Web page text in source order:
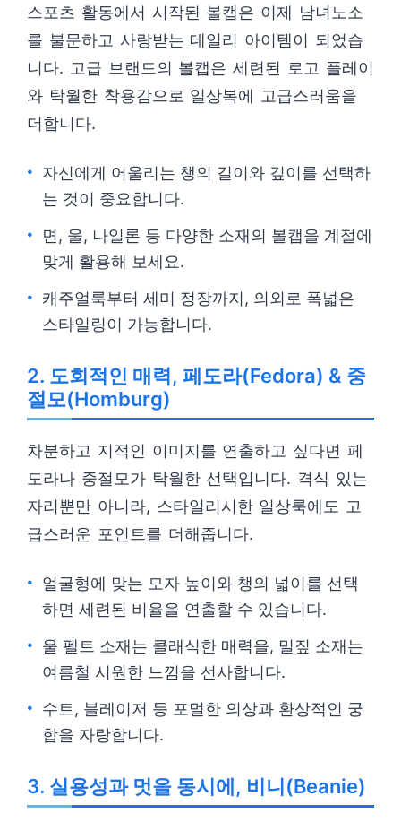
스포츠 활동에서 시작된 볼캡은 이제 남녀노소
를 불문하고 사랑받는 데일리 아이템이 되었습
니다. 고급 브랜드의 볼캡은 세련된 로고 플레이
와 탁월한 착용감으로 일상복에 고급스러움을
더합니다.
자신에게 어울리는 챙의 길이와 깊이를 선택하
는 것이 중요합니다.
면, 울, 나일론 등 다양한 소재의 볼캡을 계절에
맞게 활용해 보세요.
캐주얼룩부터 세미 정장까지, 의외로 폭넓은
스타일링이 가능합니다.
2. 도회적인 매력, 페도라(Fedora) & 중
절모(Homburg)
차분하고 지적인 이미지를 연출하고 싶다면 페
도라나 중절모가 탁월한 선택입니다. 격식 있는
자리뿐만 아니라, 스타일리시한 일상룩에도 고
급스러운 포인트를 더해줍니다.
얼굴형에 맞는 모자 높이와 챙의 넓이를 선택
하면 세련된 비율을 연출할 수 있습니다.
울 펠트 소재는 클래식한 매력을, 밀짚 소재는
여름철 시원한 느낌을 선사합니다.
수트, 블레이저 등 포멀한 의상과 환상적인 궁
합을 자랑합니다.
3. 실용성과 멋을 동시에, 비니(Beanie)